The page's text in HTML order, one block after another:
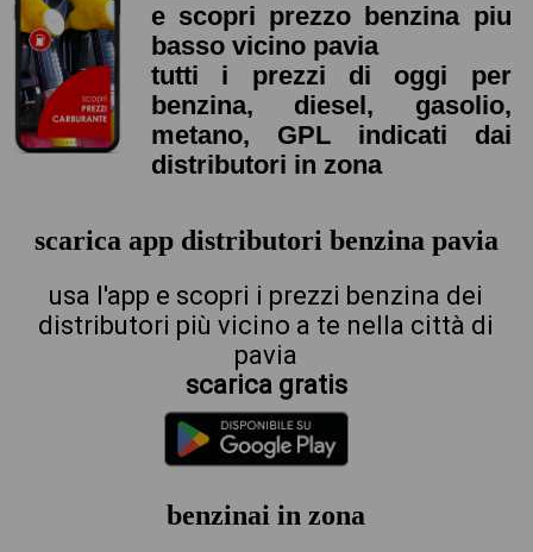
e scopri prezzo benzina piu
basso vicino pavia
tutti i prezzi di oggi per
benzina, diesel, gasolio,
metano, GPL indicati dai
distributori in zona
scarica app distributori benzina pavia
usa l'app e scopri i prezzi benzina dei
distributori più vicino a te nella città di
pavia
scarica gratis
benzinai in zona